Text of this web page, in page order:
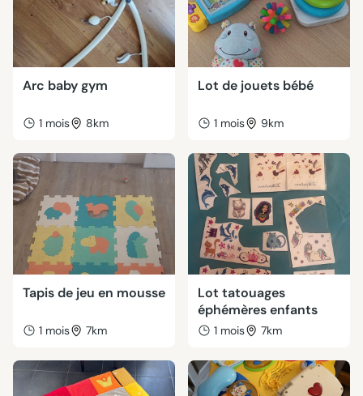
Arc baby gym
1 mois 8km
Lot de jouets bébé
1 mois 9km
Tapis de jeu en mousse
1 mois 7km
Lot tatouages
éphémères enfants
1 mois 7km